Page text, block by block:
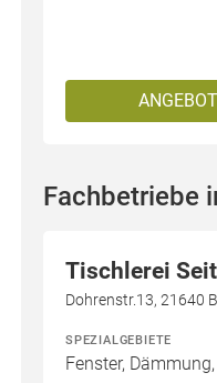
Fachbetriebe
Tischlerei
Dohrenstr.13, 21640
SPEZIALGEBIETE
Fenster,